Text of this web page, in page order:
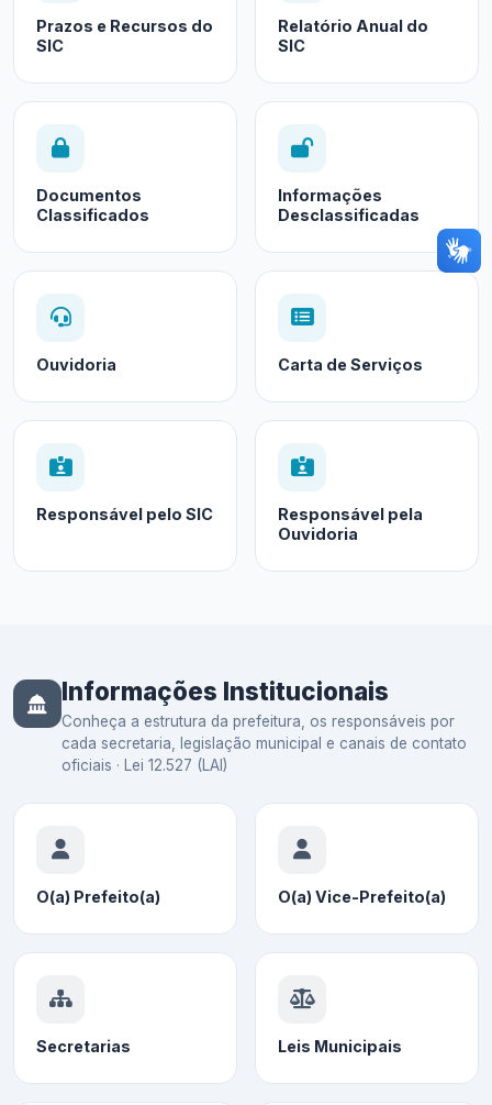
Prazos e Recursos do
SIC
Relatório Anual do
SIC
Documentos
Classificados
Informações
Desclassificadas
Ouvidoria Carta de Serviços
Responsável pelo SIC
Responsável pela
Ouvidoria
Informações Institucionais
Conheça a estrutura da prefeitura, os responsáveis por
cada secretaria, legislação municipal e canais de contato
oficiais · Lei 12.527 (LAI)
O(a) Prefeito(a) O(a) Vice-Prefeito(a)
Secretarias Leis Municipais